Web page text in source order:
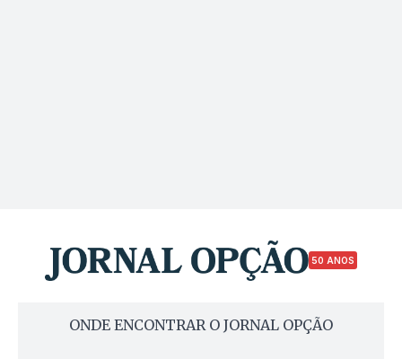
50 ANOS
ONDE ENCONTRAR O JORNAL OPÇÃO